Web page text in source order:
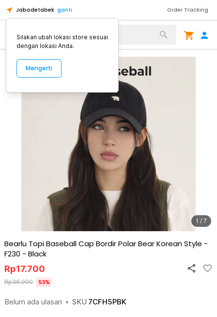
Jabodetabek ganti Order Tracking
Alat Kopi
1 / 7
Bearlu Topi Baseball Cap Bordir Polar Bear Korean Style -
F230 - Black
Belum ada ulasan • SKU 7CFH5PBK
Rp17.700
Rp36.900 53%
Silakan ubah lokasi store sesuai
dengan lokasi Anda.
Mengerti